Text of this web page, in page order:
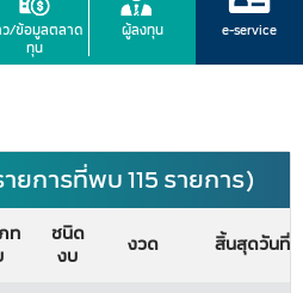
ว/ข้อมูลตลาด
ทุน
ผู้ลงทุน e-service
ยการที่พบ 115 รายการ)
ท
ชนิด
งบ
งวด สิ้นสุดวันที่